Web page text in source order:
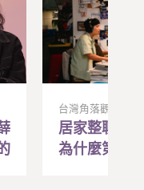
台灣角落觀察
居家整聊是
為什麼第一